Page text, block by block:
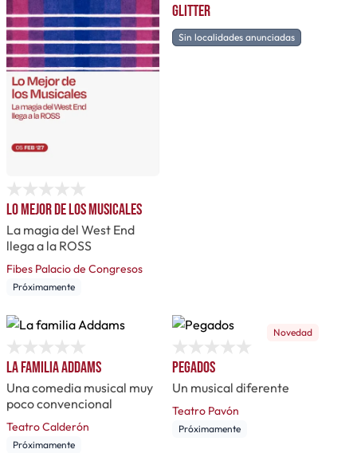
Lo mejor de los musicales
La magia del West End
llega a la ROSS
Fibes Palacio de Congresos
Próximamente
Glitter
Sin localidades anunciadas
La familia Addams
Una comedia musical muy
poco convencional
Teatro Calderón
Próximamente
Novedad
Pegados
Un musical diferente
Teatro Pavón
Próximamente